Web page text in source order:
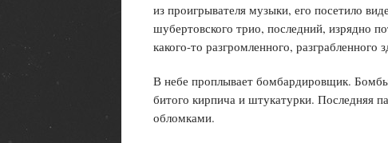
из проигрывателя музыки, его посетило
шубертовского трио, последний, изрядно
какого-то разгромленного, разграбленного
В небе проплывает бомбардировщик.
битого кирпича и штукатурки. Последняя
обломками.